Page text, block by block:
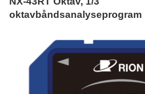
oktavbåndsanalyseprogram